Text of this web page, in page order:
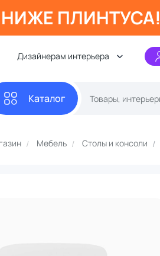
ПЛИНТУСА!
Дизайнерам интерьера
Каталог
Мебель Столы и консоли